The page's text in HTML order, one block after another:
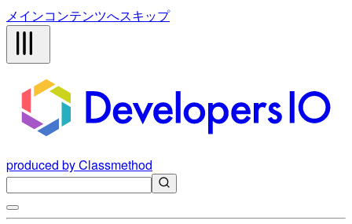
メインコンテンツへスキップ
produced by Classmethod